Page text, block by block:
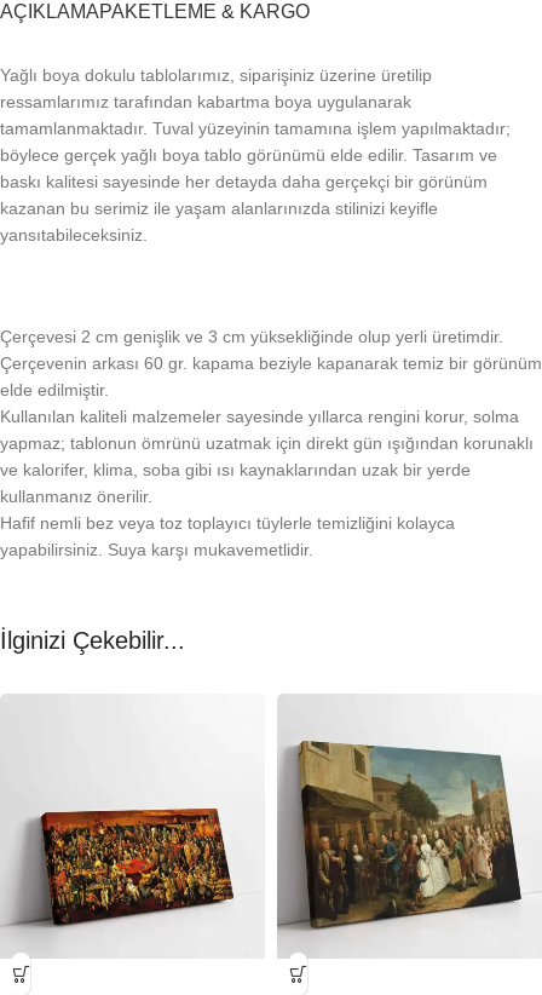
AÇIKLAMAPAKETLEME & KARGO
Yağlı boya dokulu tablolarımız, siparişiniz üzerine üretilip
ressamlarımız tarafından kabartma boya uygulanarak
tamamlanmaktadır. Tuval yüzeyinin tamamına işlem yapılmaktadır;
böylece gerçek yağlı boya tablo görünümü elde edilir. Tasarım ve
baskı kalitesi sayesinde her detayda daha gerçekçi bir görünüm
kazanan bu serimiz ile yaşam alanlarınızda stilinizi keyifle
yansıtabileceksiniz.
Çerçevesi 2 cm genişlik ve 3 cm yüksekliğinde olup yerli üretimdir.
Çerçevenin arkası 60 gr. kapama beziyle kapanarak temiz bir görünüm
elde edilmiştir.
Kullanılan kaliteli malzemeler sayesinde yıllarca rengini korur, solma
yapmaz; tablonun ömrünü uzatmak için direkt gün ışığından korunaklı
ve kalorifer, klima, soba gibi ısı kaynaklarından uzak bir yerde
kullanmanız önerilir.
Hafif nemli bez veya toz toplayıcı tüylerle temizliğini kolayca
yapabilirsiniz. Suya karşı mukavemetlidir.
İlginizi Çekebilir...
-23% -23%